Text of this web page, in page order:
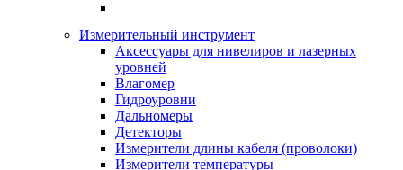
Измерительный инструмент
Аксессуары для нивелиров и лазерных
уровней
Влагомер
Гидроуровни
Дальномеры
Детекторы
Измерители длины кабеля (проволоки)
Измерители температуры